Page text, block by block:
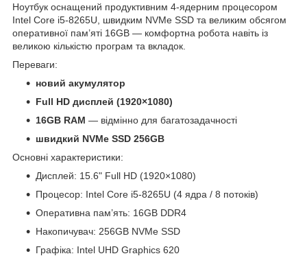
Ноутбук оснащений продуктивним 4-ядерним процесором
Intel Core i5-8265U, швидким NVMe SSD та великим обсягом
оперативної пам’яті 16GB — комфортна робота навіть із
великою кількістю програм та вкладок.
Переваги:
новий акумулятор
Full HD дисплей (1920×1080)
16GB RAM — відмінно для багатозадачності
швидкий NVMe SSD 256GB
Основні характеристики:
Дисплей: 15.6" Full HD (1920×1080)
Процесор: Intel Core i5-8265U (4 ядра / 8 потоків)
Оперативна пам’ять: 16GB DDR4
Накопичувач: 256GB NVMe SSD
Графіка: Intel UHD Graphics 620